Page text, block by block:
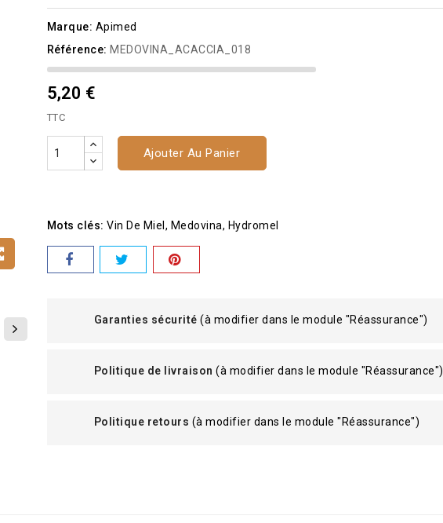
Marque: Apimed
Référence: MEDOVINA_ACACCIA_018
5,20 €
TTC
Ajouter Au Panier
Mots clés: Vin De Miel Medovina Hydromel
Garanties sécurité (à modifier dans le module "Réassurance")
Politique de livraison (à modifier dans le module "Réassurance")
Politique retours (à modifier dans le module "Réassurance")